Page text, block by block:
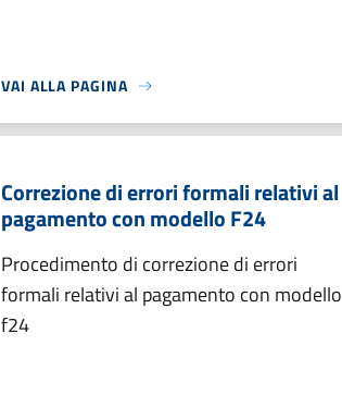
VAI ALLA PAGINA
Correzione di errori formali relativi al
pagamento con modello F24
Procedimento di correzione di errori
formali relativi al pagamento con modello
f24